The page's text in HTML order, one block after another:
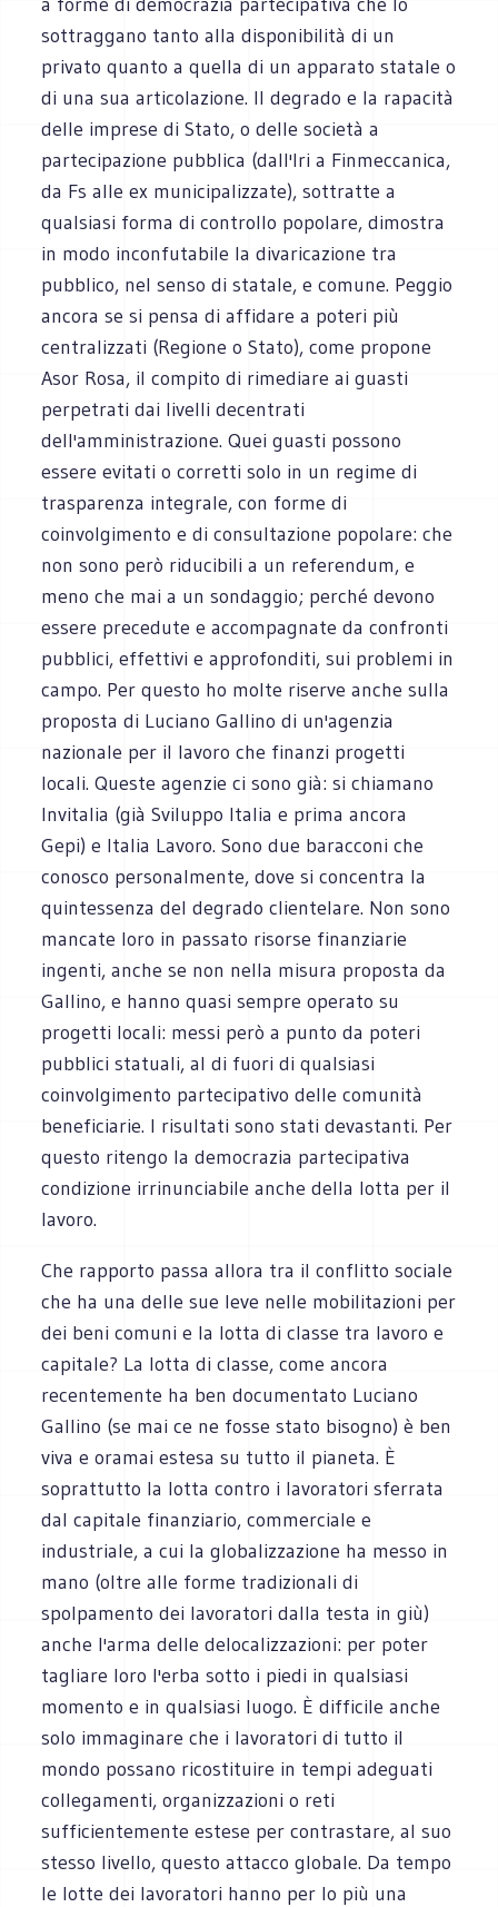
sottraggano tanto alla disponibilità di un
privato quanto a quella di un apparato statale o
di una sua articolazione. Il degrado e la rapacità
delle imprese di Stato, o delle società a
partecipazione pubblica (dall'Iri a Finmeccanica,
da Fs alle ex municipalizzate), sottratte a
qualsiasi forma di controllo popolare, dimostra
in modo inconfutabile la divaricazione tra
pubblico, nel senso di statale, e comune. Peggio
ancora se si pensa di affidare a poteri più
centralizzati (Regione o Stato), come propone
Asor Rosa, il compito di rimediare ai guasti
perpetrati dai livelli decentrati
dell'amministrazione. Quei guasti possono
essere evitati o corretti solo in un regime di
trasparenza integrale, con forme di
coinvolgimento e di consultazione popolare: che
non sono però riducibili a un referendum, e
meno che mai a un sondaggio; perché devono
essere precedute e accompagnate da confronti
pubblici, effettivi e approfonditi, sui problemi in
campo. Per questo ho molte riserve anche sulla
proposta di Luciano Gallino di un'agenzia
nazionale per il lavoro che finanzi progetti
locali. Queste agenzie ci sono già: si chiamano
Invitalia (già Sviluppo Italia e prima ancora
Gepi) e Italia Lavoro. Sono due baracconi che
conosco personalmente, dove si concentra la
quintessenza del degrado clientelare. Non sono
mancate loro in passato risorse finanziarie
ingenti, anche se non nella misura proposta da
Gallino, e hanno quasi sempre operato su
progetti locali: messi però a punto da poteri
pubblici statuali, al di fuori di qualsiasi
coinvolgimento partecipativo delle comunità
beneficiarie. I risultati sono stati devastanti. Per
questo ritengo la democrazia partecipativa
condizione irrinunciabile anche della lotta per il
lavoro.
Che rapporto passa allora tra il conflitto sociale
che ha una delle sue leve nelle mobilitazioni per
dei beni comuni e la lotta di classe tra lavoro e
capitale? La lotta di classe, come ancora
recentemente ha ben documentato Luciano
Gallino (se mai ce ne fosse stato bisogno) è ben
viva e oramai estesa su tutto il pianeta. È
soprattutto la lotta contro i lavoratori sferrata
dal capitale finanziario, commerciale e
industriale, a cui la globalizzazione ha messo in
mano (oltre alle forme tradizionali di
spolpamento dei lavoratori dalla testa in giù)
anche l'arma delle delocalizzazioni: per poter
tagliare loro l'erba sotto i piedi in qualsiasi
momento e in qualsiasi luogo. È difficile anche
solo immaginare che i lavoratori di tutto il
mondo possano ricostituire in tempi adeguati
collegamenti, organizzazioni o reti
sufficientemente estese per contrastare, al suo
stesso livello, questo attacco globale. Da tempo
le lotte dei lavoratori hanno per lo più una